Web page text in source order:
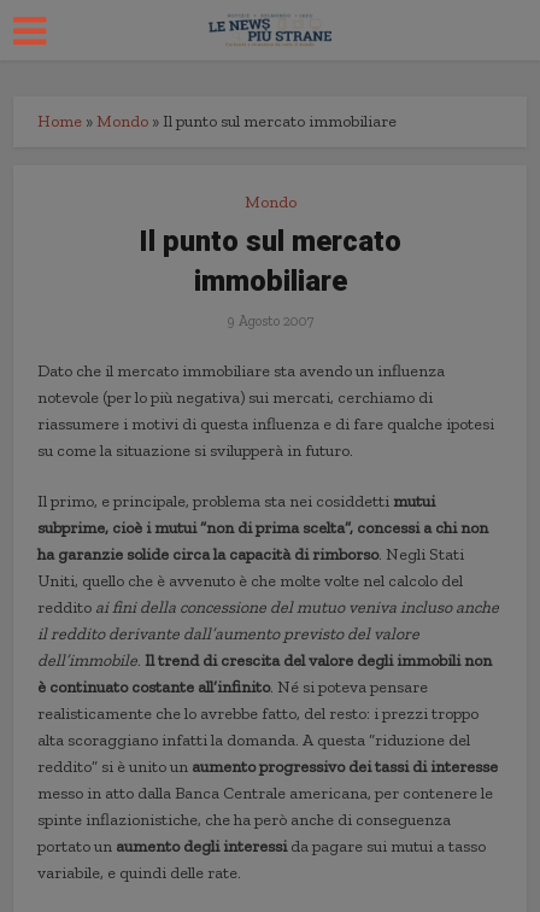
Home » Mondo » Il punto sul mercato immobiliare
Mondo
Il punto sul mercato
immobiliare
9 Agosto 2007
Dato che il mercato immobiliare sta avendo un influenza
notevole (per lo più negativa) sui mercati, cerchiamo di
riassumere i motivi di questa influenza e di fare qualche ipotesi
su come la situazione si svilupperà in futuro.
Il primo, e principale, problema sta nei cosiddetti mutui
subprime, cioè i mutui “non di prima scelta”, concessi a chi non
ha garanzie solide circa la capacità di rimborso. Negli Stati
Uniti, quello che è avvenuto è che molte volte nel calcolo del
reddito ai fini della concessione del mutuo veniva incluso anche
il reddito derivante dall’aumento previsto del valore
dell’immobile. Il trend di crescita del valore degli immobili non
è continuato costante all’infinito. Né si poteva pensare
realisticamente che lo avrebbe fatto, del resto: i prezzi troppo
alta scoraggiano infatti la domanda. A questa “riduzione del
reddito” si è unito un aumento progressivo dei tassi di interesse
messo in atto dalla Banca Centrale americana, per contenere le
spinte inflazionistiche, che ha però anche di conseguenza
portato un aumento degli interessida pagare sui mutui a tasso
variabile, e quindi delle rate.